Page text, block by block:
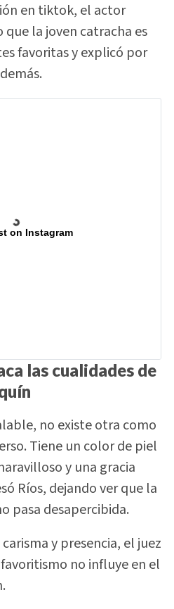
en tiktok, el actor
la joven catracha es
favoritas y explicó por
on Instagram
las cualidades de
no existe otra como
Tiene un color de piel
y una gracia
Ríos, dejando ver que la
pasa desapercibida.
y presencia, el juez
no influye en el